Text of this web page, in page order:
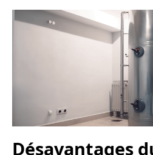
Désavantages